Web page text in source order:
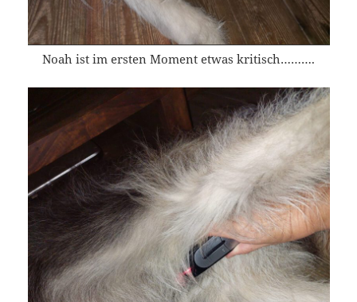
Noah ist im ersten Moment etwas kritisch……….